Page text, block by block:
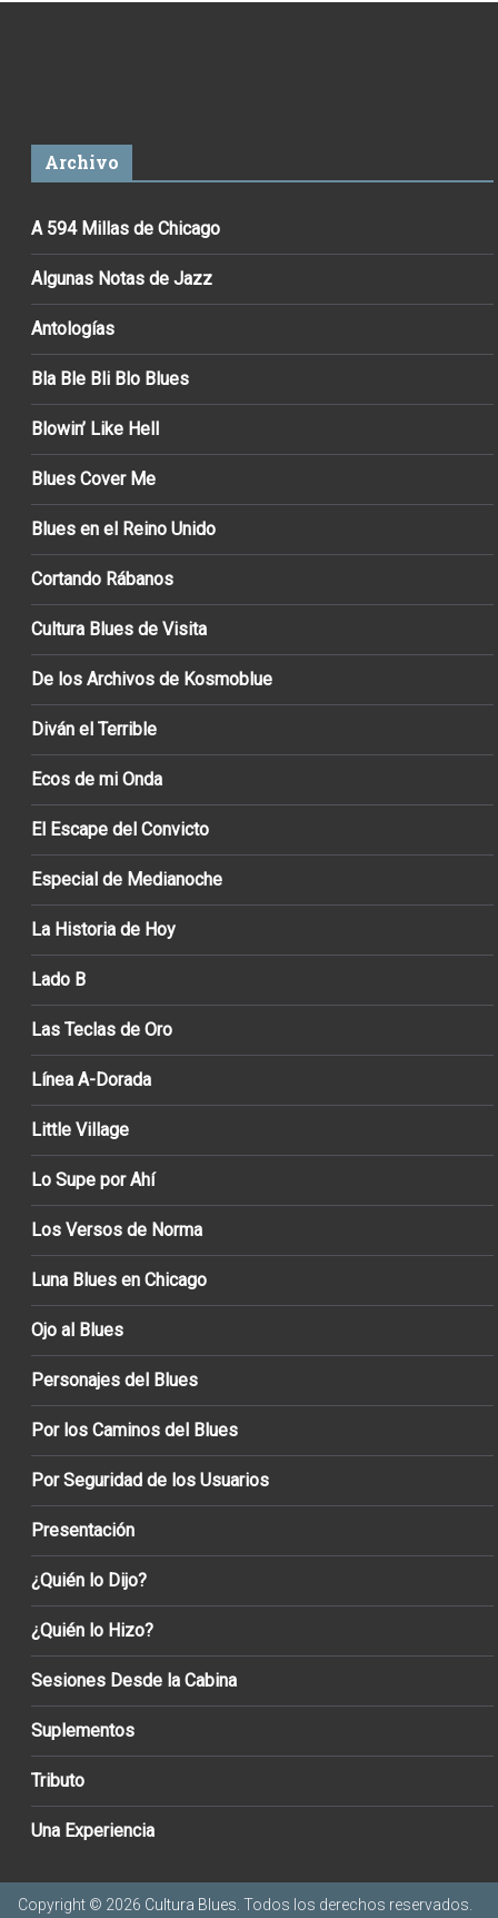
Archivo
A 594 Millas de Chicago
Algunas Notas de Jazz
Antologías
Bla Ble Bli Blo Blues
Blowin’ Like Hell
Blues Cover Me
Blues en el Reino Unido
Cortando Rábanos
Cultura Blues de Visita
De los Archivos de Kosmoblue
Diván el Terrible
Ecos de mi Onda
El Escape del Convicto
Especial de Medianoche
La Historia de Hoy
Lado B
Las Teclas de Oro
Línea A-Dorada
Little Village
Lo Supe por Ahí
Los Versos de Norma
Luna Blues en Chicago
Ojo al Blues
Personajes del Blues
Por los Caminos del Blues
Por Seguridad de los Usuarios
Presentación
¿Quién lo Dijo?
¿Quién lo Hizo?
Sesiones Desde la Cabina
Suplementos
Tributo
Una Experiencia
Copyright © 2026 Cultura Blues. Todos los derechos reservados.